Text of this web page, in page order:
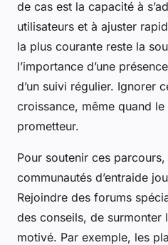
de cas est la capacité à
utilisateurs et à ajuster
la plus courante reste la
l’importance d’une
d’un suivi régulier. Ignorer
croissance, même quand
prometteur.
Pour soutenir ces
communautés d’entraide
Rejoindre des forums
des conseils, de
motivé. Par exemple, les